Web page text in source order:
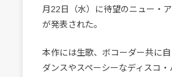
月22日（水）に待望のニュー・
が発表された。
本作には生歌、ボコーダー共に
ダンスやスペーシーなディスコ